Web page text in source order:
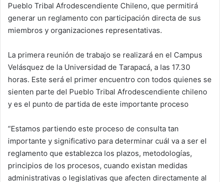
Pueblo Tribal Afrodescendiente Chileno, que permitirá
generar un reglamento con participación directa de sus
miembros y organizaciones representativas.
La primera reunión de trabajo se realizará en el Campus
Velásquez de la Universidad de Tarapacá, a las 17.30
horas. Este será el primer encuentro con todos quienes se
sienten parte del Pueblo Tribal Afrodescendiente chileno
y es el punto de partida de este importante proceso
“Estamos partiendo este proceso de consulta tan
importante y significativo para determinar cuál va a ser el
reglamento que establezca los plazos, metodologías,
principios de los procesos, cuando existan medidas
administrativas o legislativas que afecten directamente al